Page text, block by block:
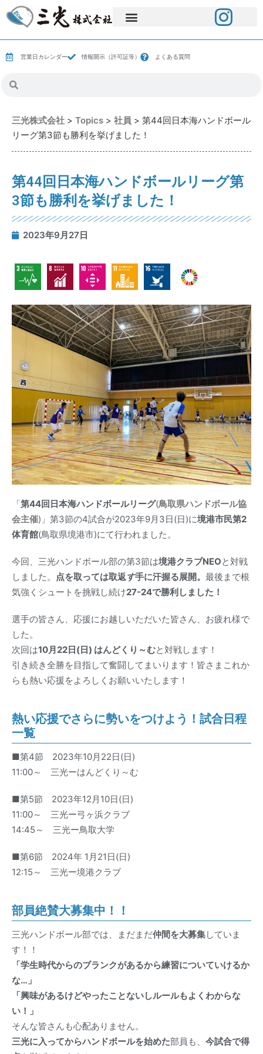
営業日カレンダー 情報開示（許可証等） よくある質問
三光株式会社 > Topics > 社員 > 第44回日本海ハンドボール
リーグ第3節も勝利を挙げました！
第44回日本海ハンドボールリーグ第
3節も勝利を挙げました！
2023年9月27日
「第44回日本海ハンドボールリーグ(鳥取県ハンドボール協
会主催)」第3節の4試合が2023年9月3日(日)に境港市民第2
体育館(鳥取県境港市)にて行われました。
今回、三光ハンドボール部の第3節は境港クラブNEOと対戦
しました。
点を取っては取返す手に汗握る展開。 最後まで根
気強くシュートを挑戦し続け27-24で勝利しました！
選手の皆さん、応援にお越しいただいた皆さん、お疲れ様で
した。
次回は10月22日(日) はんどくり～むと対戦します！
引き続き全勝を目指して奮闘してまいります！皆さまこれか
らも熱い応援をよろしくお願いいたします！
熱い応援でさらに勢いをつけよう！試合日程
一覧
■第4節 2023年10月22日(日)
11:00～ 三光ーはんどくり～む
■第5節 2023年12月10日(日)
11:00～ 三光ー弓ヶ浜クラブ
14:45～ 三光ー鳥取大学
■第6節 2024年 1月21日(日)
12:15～ 三光ー境港クラブ
部員絶賛大募集中！！
三光ハンドボール部では、まだまだ仲間を大募集していま
す！！
「学生時代からのブランクがあるから練習についていけるか
な…」
「興味があるけどやったことないしルールもよくわからな
い！」
そんな皆さんも心配ありません。
三光に入ってからハンドボールを始めた部員も、 今試合で得